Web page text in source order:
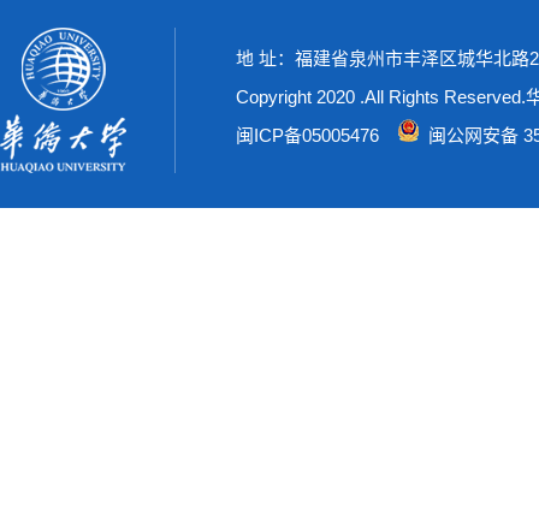
地 址：福建省泉州市丰泽区城华北
Copyright 2020 .All Rights Reserved.
闽ICP备05005476
闽公网安备